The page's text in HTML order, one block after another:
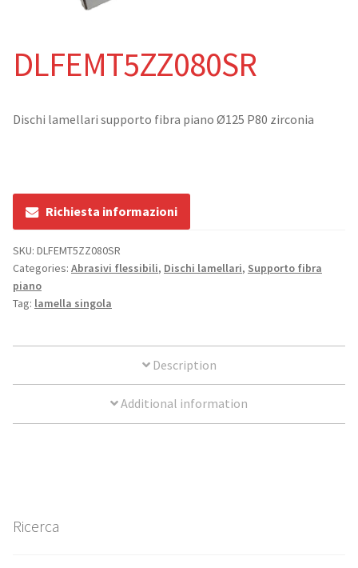
Abrasivi rigidi
Dischi da taglio
Abrasivi flessibili
Lime rotative in metallo duro
DLFEMT5ZZ080SR
Dischi lamellari supporto fibra piano Ø125 P80 zirconia
Richiesta informazioni
SKU: DLFEMT5ZZ080SR
Categories: Abrasivi flessibili, Dischi lamellari, Supporto fibra
piano
Tag: lamella singola
Description
Additional information
Ricerca